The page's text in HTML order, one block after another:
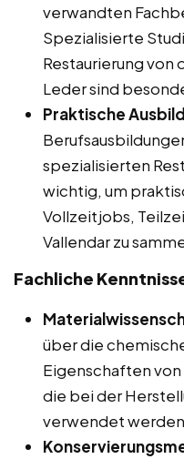
verwandten
Spezialisierte
Restaurierung von
Leder sind
Praktische
spezialisierten
wichtig, um
Vollzeitjobs,
Vallendar zu
Fachliche
über die
Eigenschaften
die bei der
verwendet